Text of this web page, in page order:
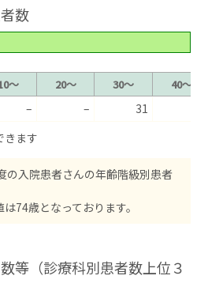
数
〜 20〜 30〜
40〜
– – 31
の入院患者さんの年齢階級別患者
74歳となっております。
等（診療科別患者数上位３